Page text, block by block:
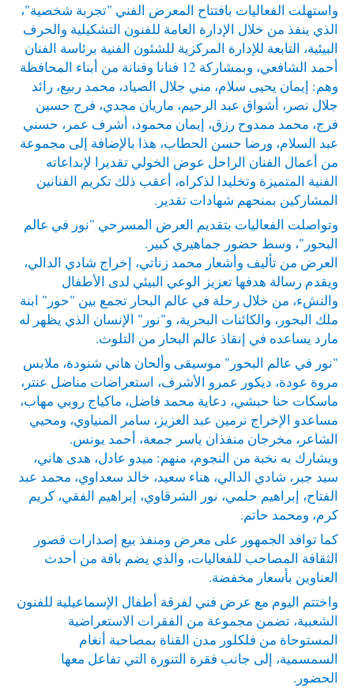
واستهلت الفعاليات بافتتاح المعرض الفني "تجربة شخصية"،
الذي ينفذ من خلال الإدارة العامة للفنون التشكيلية والحرف
البيئية، التابعة للإدارة المركزية للشئون الفنية برئاسة الفنان
أحمد الشافعي، وبمشاركة 12 فنانا وفنانة من أبناء المحافظة
وهم: إيمان يحيى سلام، مني جلال الصياد، محمد ربيع، رائد
جلال نصر، أشواق عبد الرحيم، ماريان مجدي، فرج حسين
فرج، محمد ممدوح رزق، إيمان محمود، أشرف عمر، حسني
عبد السلام، ورضا حسن الحطاب، هذا بالإضافة إلى مجموعة
من أعمال الفنان الراحل عوض الخولي تقديرا لإبداعاته
الفنية المتميزة وتخليدا لذكراه، أعقب ذلك تكريم الفنانين
المشاركين بمنحهم شهادات تقدير.
وتواصلت الفعاليات بتقديم العرض المسرحي "نور في عالم
البحور"، وسط حضور جماهيري كبير.
العرض من تأليف وأشعار محمد زناتي، إخراج شادي الدالي،
ويقدم رسالة هدفها تعزيز الوعي البيئي لدى الأطفال
والنشء، من خلال رحلة في عالم البحار تجمع بين "حور" ابنة
ملك البحور، والكائنات البحرية، و"نور" الإنسان الذي يظهر له
مارد يساعده في إنقاذ عالم البحار من التلوث.
"نور في عالم البحور" موسيقى وألحان هاني شنودة، ملابس
مروة عودة، ديكور عمرو الأشرف، استعراضات مناضل عنتر،
ماسكات حنا حبشي، دعاية محمد فاضل، ماكياج روبي مهاب،
مساعدو الإخراج نرمين عبد العزيز، سامر المنياوي، ومحيي
الشاعر، مخرجان منفذان ياسر جمعة، أحمد يونس.
ويشارك به نخبة من النجوم، منهم: ميدو عادل، هدى هاني،
سيد جبر، شادي الدالي، هناء سعيد، خالد سعداوي، محمد عبد
الفتاح، إبراهيم حلمي، نور الشرقاوي، إبراهيم الفقي، كريم
كرم، ومحمد حاتم.
كما توافد الجمهور على معرض ومنفذ بيع إصدارات قصور
الثقافة المصاحب للفعاليات، والذي يضم باقة من أحدث
العناوين بأسعار مخفضة.
واختتم اليوم مع عرض فني لفرقة أطفال الإسماعيلية للفنون
الشعبية، تضمن مجموعة من الفقرات الاستعراضية
المستوحاة من فلكلور مدن القناة بمصاحبة أنغام
السمسمية، إلى جانب فقرة التنورة التي تفاعل معها
الحضور.